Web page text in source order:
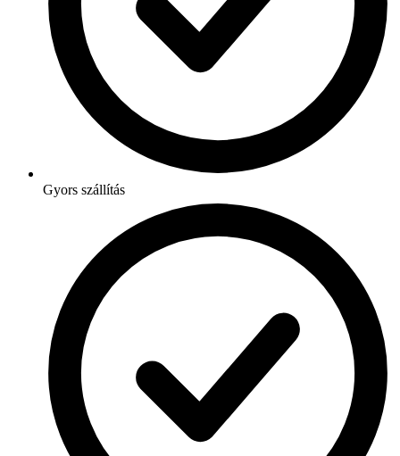
Gyors szállítás